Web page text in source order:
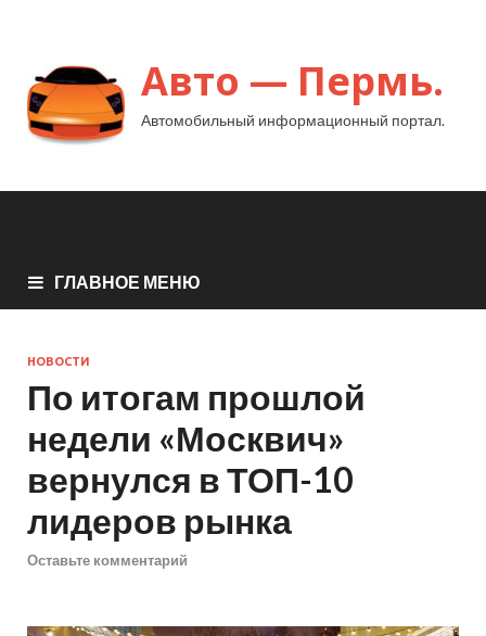
Авто — Пермь.
Автомобильный информационный портал.
ГЛАВНОЕ МЕНЮ
НОВОСТИ
По итогам прошлой
недели «Москвич»
вернулся в ТОП-10
лидеров рынка
Оставьте комментарий